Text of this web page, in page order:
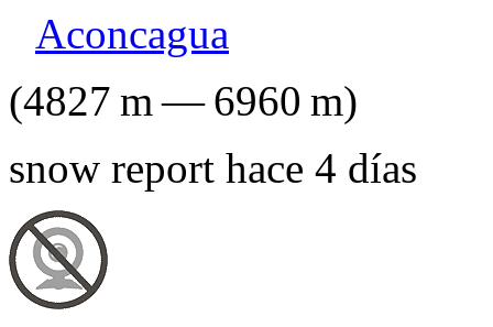
Aconcagua
(4827 m—6960 m)
snow report hace 4 días